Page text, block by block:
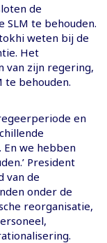
de
SLM te behouden.
weten bij de
Het
van zijn regering,
te behouden.
en
we hebben
President
van de
onder de
reorganisatie,